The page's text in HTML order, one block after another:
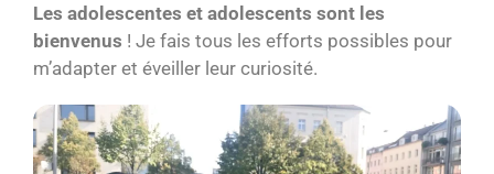
Les adolescentes et adolescents sont les
bienvenus ! Je fais tous les efforts possibles pour
m’adapter et éveiller leur curiosité.